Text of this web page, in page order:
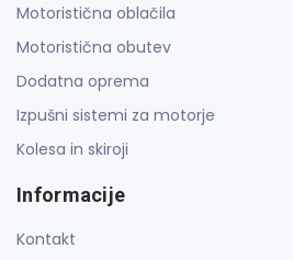
Motoristična oblačila
Motoristična obutev
Dodatna oprema
Izpušni sistemi za motorje
Kolesa in skiroji
Informacije
Kontakt